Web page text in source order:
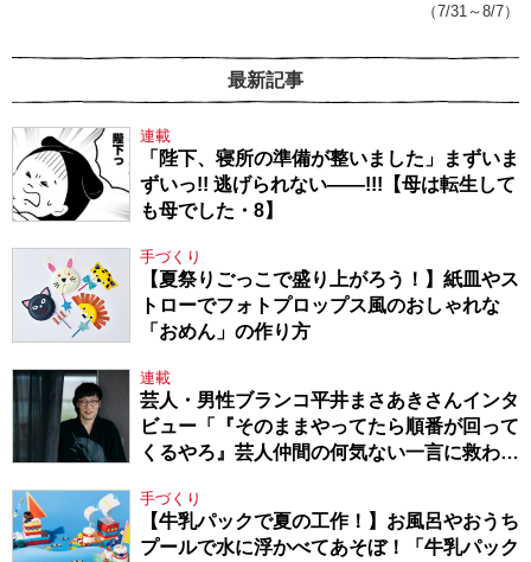
（7/31～8/7）
最新記事
連載
「陛下、寝所の準備が整いました」まずいま
ずいっ!! 逃げられない――!!!【母は転生して
も母でした・8】
手づくり
【夏祭りごっこで盛り上がろう！】紙皿やス
トローでフォトプロップス風のおしゃれな
「おめん」の作り方
連載
芸人・男性ブランコ平井まさあきさんインタ
ビュー「『そのままやってたら順番が回って
くるやろ』芸人仲間の何気ない一言に救われ
手づくり
【牛乳パックで夏の工作！】お風呂やおうち
プールで水に浮かべてあそぼ！「牛乳パック